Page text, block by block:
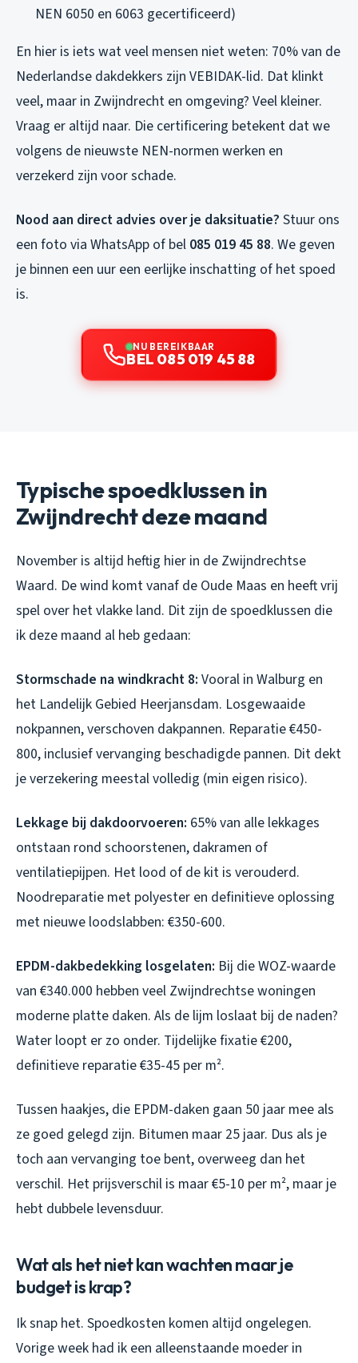
NEN 6050 en 6063 gecertificeerd)
En hier is iets wat veel mensen niet weten: 70% van de
Nederlandse dakdekkers zijn VEBIDAK-lid. Dat klinkt
veel, maar in Zwijndrecht en omgeving? Veel kleiner.
Vraag er altijd naar. Die certificering betekent dat we
volgens de nieuwste NEN-normen werken en
verzekerd zijn voor schade.
Nood aan direct advies over je daksituatie? Stuur ons
een foto via WhatsApp of bel 085 019 45 88. We geven
je binnen een uur een eerlijke inschatting of het spoed
is.
NU BEREIKBAAR
BEL 085 019 45 88
Typische spoedklussen in
Zwijndrecht deze maand
November is altijd heftig hier in de Zwijndrechtse
Waard. De wind komt vanaf de Oude Maas en heeft vrij
spel over het vlakke land. Dit zijn de spoedklussen die
ik deze maand al heb gedaan:
Stormschade na windkracht 8: Vooral in Walburg en
het Landelijk Gebied Heerjansdam. Losgewaaide
nokpannen, verschoven dakpannen. Reparatie €450-
800, inclusief vervanging beschadigde pannen. Dit dekt
je verzekering meestal volledig (min eigen risico).
Lekkage bij dakdoorvoeren: 65% van alle lekkages
ontstaan rond schoorstenen, dakramen of
ventilatiepijpen. Het lood of de kit is verouderd.
Noodreparatie met polyester en definitieve oplossing
met nieuwe loodslabben: €350-600.
EPDM-dakbedekking losgelaten: Bij die WOZ-waarde
van €340.000 hebben veel Zwijndrechtse woningen
moderne platte daken. Als de lijm loslaat bij de naden?
Water loopt er zo onder. Tijdelijke fixatie €200,
definitieve reparatie €35-45 per m².
Tussen haakjes, die EPDM-daken gaan 50 jaar mee als
ze goed gelegd zijn. Bitumen maar 25 jaar. Dus als je
toch aan vervanging toe bent, overweeg dan het
verschil. Het prijsverschil is maar €5-10 per m², maar je
hebt dubbele levensduur.
Wat als het niet kan wachten maar je
budget is krap?
Ik snap het. Spoedkosten komen altijd ongelegen.
Vorige week had ik een alleenstaande moeder in